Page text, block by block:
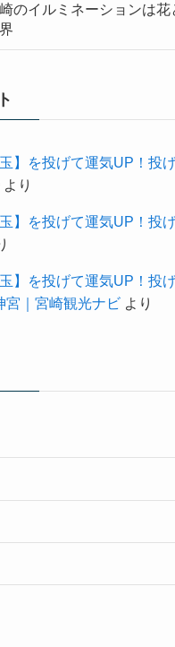
のイルミネーションは花
】を投げて運気UP！投
より
】を投げて運気UP！投
】を投げて運気UP！投
宮｜宮崎観光ナビより